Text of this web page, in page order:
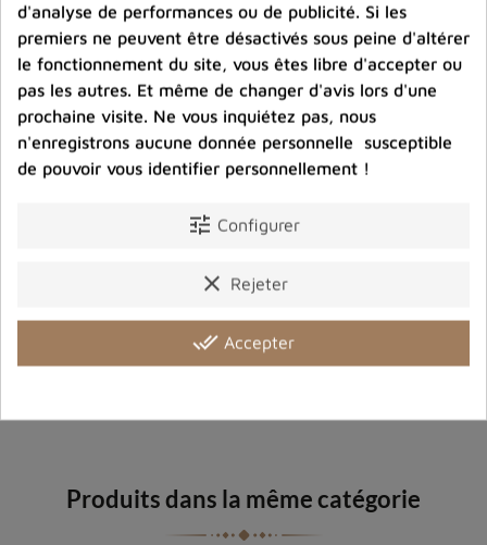
Port offert dès 80 € d’achat en France métropolitaine.
100 € pour la Belgique
Entreprise éco-responsable.
Bijoux argent fabriqués sans émission de gaz
Description Détails du produit Avis clients
Produits dans la même catégorie
d'analyse de performances ou de publicité. Si les
premiers ne peuvent être désactivés sous peine d'altérer
le fonctionnement du site, vous êtes libre d'accepter ou
pas les autres. Et même de changer d'avis lors d'une
prochaine visite. Ne vous inquiétez pas, nous
n'enregistrons aucune donnée personnelle susceptible
de pouvoir vous identifier personnellement !
tune Configurer
clear Rejeter
done_all Accepter